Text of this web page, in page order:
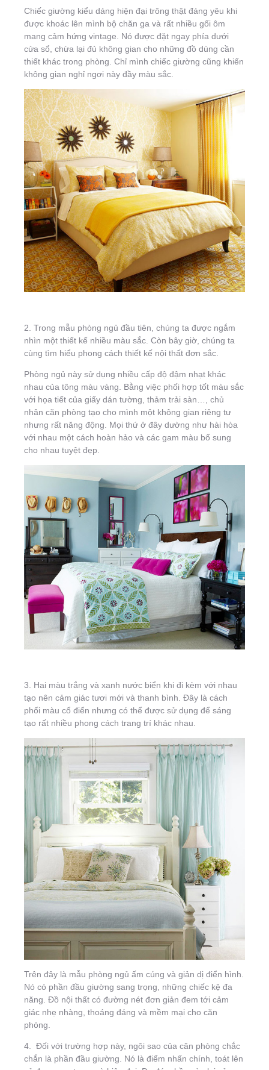
Chiếc giường kiểu dáng hiện đại trông thật đáng yêu khi
được khoác lên mình bộ chăn ga và rất nhiều gối ôm
mang cảm hứng vintage. Nó được đặt ngay phía dưới
cửa sổ, chừa lại đủ không gian cho những đồ dùng cần
thiết khác trong phòng. Chỉ mình chiếc giường cũng khiến
không gian nghỉ ngơi này đầy màu sắc.
2. Trong mẫu phòng ngủ đầu tiên, chúng ta được ngắm
nhìn một thiết kế nhiều màu sắc. Còn bây giờ, chúng ta
cùng tìm hiểu phong cách thiết kế nội thất đơn sắc.
Phòng ngủ này sử dụng nhiều cấp độ đậm nhạt khác
nhau của tông màu vàng. Bằng việc phối hợp tốt màu sắc
với họa tiết của giấy dán tường, thảm trải sàn…, chủ
nhân căn phòng tạo cho mình một không gian riêng tư
nhưng rất năng động. Mọi thứ ở đây dường như hài hòa
với nhau một cách hoàn hảo và các gam màu bổ sung
cho nhau tuyệt đẹp.
3. Hai màu trắng và xanh nước biển khi đi kèm với nhau
tạo nên cảm giác tươi mới và thanh bình. Đây là cách
phối màu cổ điển nhưng có thể được sử dụng để sáng
tạo rất nhiều phong cách trang trí khác nhau.
Trên đây là mẫu phòng ngủ ấm cúng và giản dị điển hình.
Nó có phần đầu giường sang trọng, những chiếc kệ đa
năng. Đồ nội thất có đường nét đơn giản đem tới cảm
giác nhẹ nhàng, thoáng đáng và mềm mại cho căn
phòng.
4. Đối với trường hợp này, ngôi sao của căn phòng chắc
chắn là phần đầu giường. Nó là điểm nhấn chính, toát lên